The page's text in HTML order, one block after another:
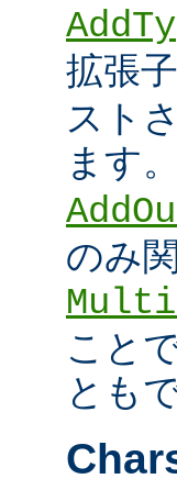
拡張
スト
ます。
のみ
こと
とも